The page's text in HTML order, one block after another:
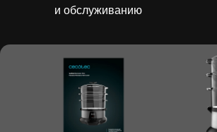
и обслуживанию